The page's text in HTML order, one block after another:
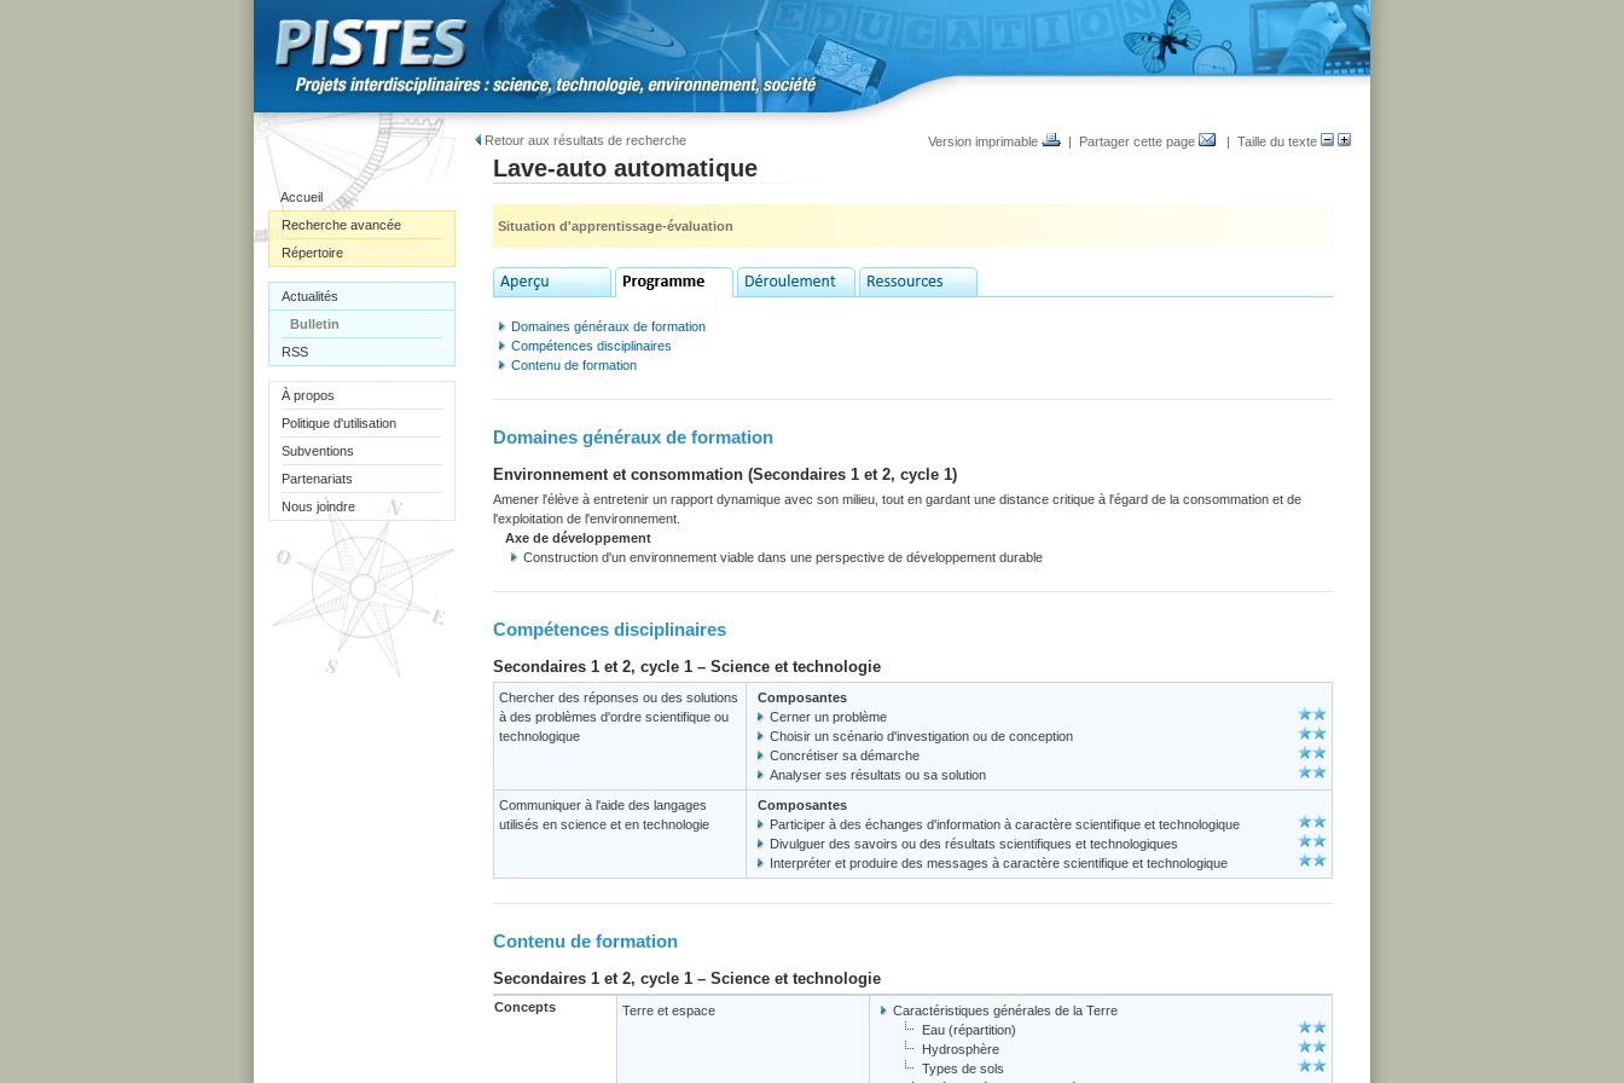
Accueil
Recherche avancée
Répertoire
Actualités
Bulletin
RSS
À propos
Politique d'utilisation
Subventions
Partenariats
Nous joindre
Retour aux résultats de recherche Version imprimable | Partager cette page | Taille du texte
Lave-auto automatique
Situation d'apprentissage-évaluation
Domaines généraux de formation
Compétences disciplinaires
Contenu de formation
Domaines généraux de formation
Environnement et consommation (Secondaires 1 et 2, cycle 1)
Amener l'élève à entretenir un rapport dynamique avec son milieu, tout en gardant une distance critique à l'égard de la consommation et de
l'exploitation de l'environnement.
Axe de développement
Construction d'un environnement viable dans une perspective de développement durable
Compétences disciplinaires
Secondaires 1 et 2, cycle 1 – Science et technologie
Chercher des réponses ou des solutions
à des problèmes d'ordre scientifique ou
technologique
Composantes
Cerner un problème
Choisir un scénario d'investigation ou de conception
Concrétiser sa démarche
Analyser ses résultats ou sa solution
Communiquer à l'aide des langages
utilisés en science et en technologie
Composantes
Participer à des échanges d'information à caractère scientifique et technologique
Divulguer des savoirs ou des résultats scientifiques et technologiques
Interpréter et produire des messages à caractère scientifique et technologique
Contenu de formation
Secondaires 1 et 2, cycle 1 – Science et technologie
Concepts Terre et espace
Caractéristiques générales de la Terre
Eau (répartition)
Hydrosphère
Types de sols